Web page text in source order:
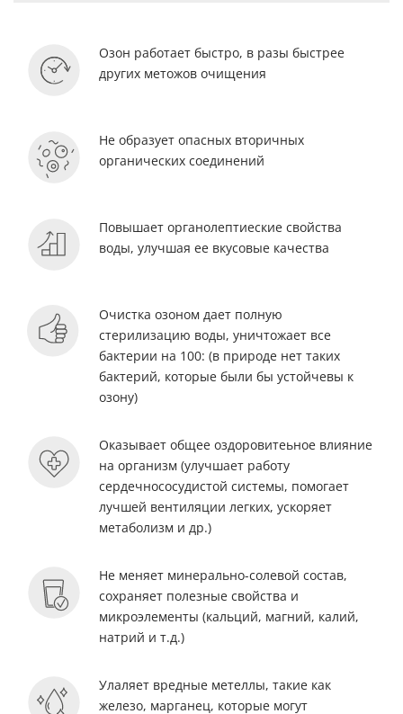
Озон работает быстро, в разы быстрее
других метожов очищения
Не образует опасных вторичных
органических соединений
Повышает органолептиеские свойства
воды, улучшая ее вкусовые качества
Очистка озоном дает полную
стерилизацию воды, уничтожает все
бактерии на 100: (в природе нет таких
бактерий, которые были бы устойчевы к
озону)
Оказывает общее оздоровитеьное влияние
на организм (улучшает работу
сердечнососудистой системы, помогает
лучшей вентиляции легких, ускоряет
метаболизм и др.)
Не меняет минерально-солевой состав,
сохраняет полезные свойства и
микроэлементы (кальций, магний, калий,
натрий и т.д.)
Улаляет вредные метеллы, такие как
железо, марганец, которые могут